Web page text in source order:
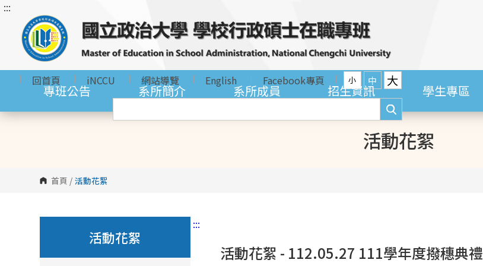
跳
內
塊
:::
回首頁 iNCCU 網站導覽 English Facebook專頁 小 中 大
專班公告 系所簡介 系所成員 招生資訊 學生專區
活動花絮
首頁 / 活動花絮
活動花絮
:::
活動花絮 - 112.05.27 111學年度撥穗典禮